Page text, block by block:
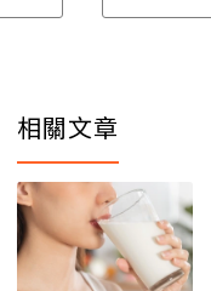
相關文章